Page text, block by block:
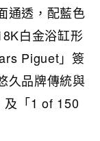
通透，配藍色
白金浴缸形
Piguet」簽
久品牌傳統與
及「1 of 150